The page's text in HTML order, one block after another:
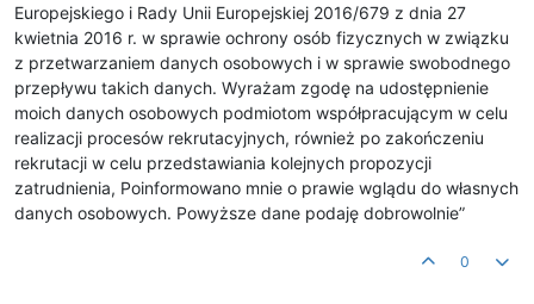
Europejskiego i Rady Unii Europejskiej 2016/679 z dnia 27
kwietnia 2016 r. w sprawie ochrony osób fizycznych w związku
z przetwarzaniem danych osobowych i w sprawie swobodnego
przepływu takich danych. Wyrażam zgodę na udostępnienie
moich danych osobowych podmiotom współpracującym w celu
realizacji procesów rekrutacyjnych, również po zakończeniu
rekrutacji w celu przedstawiania kolejnych propozycji
zatrudnienia, Poinformowano mnie o prawie wglądu do własnych
danych osobowych. Powyższe dane podaję dobrowolnie”
0